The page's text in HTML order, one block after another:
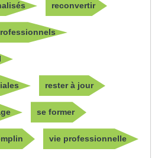
reconvertir
rester à jour
se former
vie professionnelle